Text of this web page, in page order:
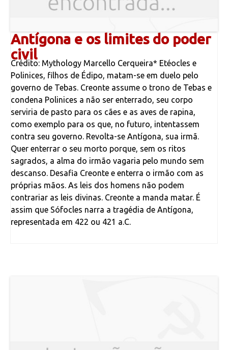
Antígona e os limites do poder
civil
Crédito: Mythology Marcello Cerqueira* Etéocles e
Polinices, filhos de Édipo, matam-se em duelo pelo
governo de Tebas. Creonte assume o trono de Tebas e
condena Polinices a não ser enterrado, seu corpo
serviria de pasto para os cães e as aves de rapina,
como exemplo para os que, no futuro, intentassem
contra seu governo. Revolta-se Antígona, sua irmã.
Quer enterrar o seu morto porque, sem os ritos
sagrados, a alma do irmão vagaria pelo mundo sem
descanso. Desafia Creonte e enterra o irmão com as
próprias mãos. As leis dos homens não podem
contrariar as leis divinas. Creonte a manda matar. É
assim que Sófocles narra a tragédia de Antígona,
representada em 422 ou 421 a.C.